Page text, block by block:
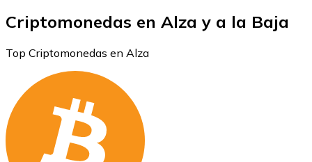
Criptomonedas en Alza y a la Baja
Top Criptomonedas en Alza